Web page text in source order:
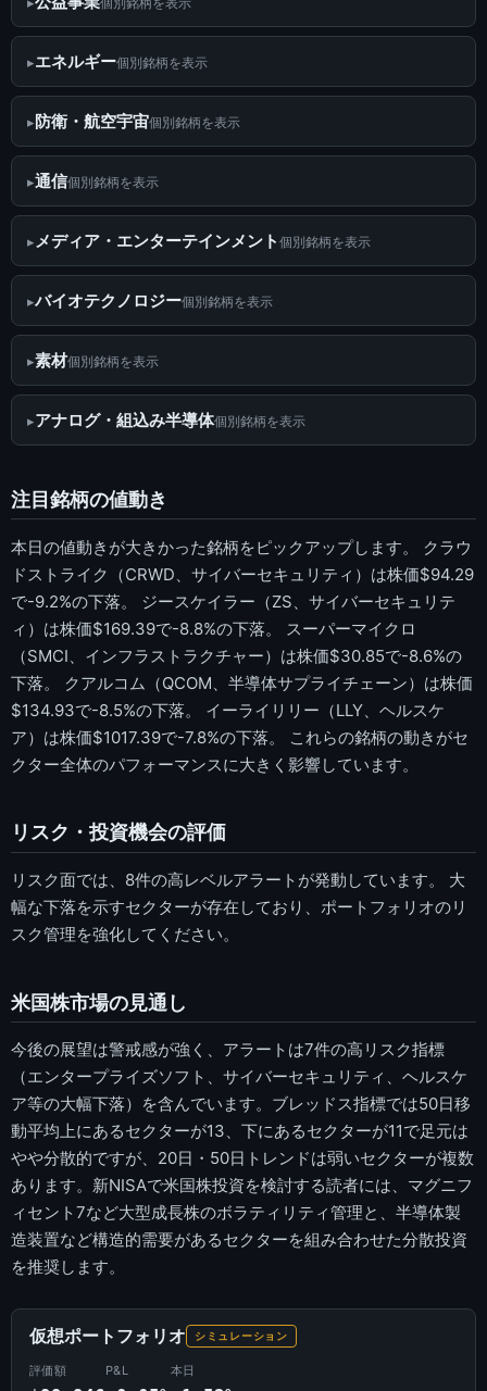
エネルギー個別銘柄を表示
防衛・航空宇宙個別銘柄を表示
通信個別銘柄を表示
メディア・エンターテインメント 個別銘柄を表示
バイオテクノロジー個別銘柄を表示
素材個別銘柄を表示
アナログ・組込み半導体個別銘柄を表示
注目銘柄の値動き
本日の値動きが大きかった銘柄をピックアップします。 クラウ
ドストライク（CRWD、サイバーセキュリティ）は株価$94.29
で-9.2%の下落。 ジースケイラー（ZS、サイバーセキュリテ
ィ）は株価$169.39で-8.8%の下落。 スーパーマイクロ
（SMCI、インフラストラクチャー）は株価$30.85で-8.6%の
下落。 クアルコム（QCOM、半導体サプライチェーン）は株価
$134.93で-8.5%の下落。 イーライリリー（LLY、ヘルスケ
ア）は株価$1017.39で-7.8%の下落。 これらの銘柄の動きがセ
クター全体のパフォーマンスに大きく影響しています。
リスク・投資機会の評価
リスク面では、8件の高レベルアラートが発動しています。 大
幅な下落を示すセクターが存在しており、ポートフォリオのリ
スク管理を強化してください。
米国株市場の見通し
今後の展望は警戒感が強く、アラートは7件の高リスク指標
（エンタープライズソフト、サイバーセキュリティ、ヘルスケ
ア等の大幅下落）を含んでいます。ブレッドス指標では50日移
動平均上にあるセクターが13、下にあるセクターが11で足元は
やや分散的ですが、20日・50日トレンドは弱いセクターが複数
あります。新NISAで米国株投資を検討する読者には、マグニフ
ィセント7など大型成長株のボラティリティ管理と、半導体製
造装置など構造的需要があるセクターを組み合わせた分散投資
を推奨します。
仮想ポートフォリオ シミュレーション
評価額 P&L 本日